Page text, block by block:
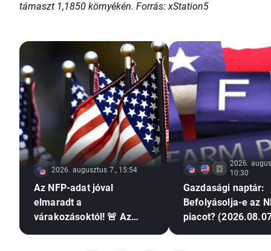
támaszt 1,1850 környékén. Forrás: xStation5
2026. augusztus 7., 15:54
Az NFP-adat jóval
elmaradt a
várakozásoktól! 🚨 Az
2026.
10:30
Gazdasági naptár:
Befolyásolja-e az
piacot?